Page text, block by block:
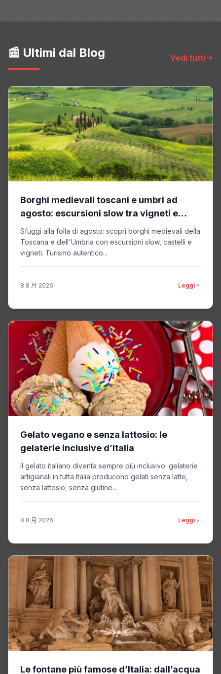
📰 Ultimi dal Blog Vedi tutti
Borghi medievali toscani e umbri ad
agosto: escursioni slow tra vigneti e
castelli
Sfuggi alla folla di agosto: scopri borghi medievali della
Toscana e dell'Umbria con escursioni slow, castelli e
vigneti. Turismo autentico...
8 8 月 2026 Leggi
Gelato vegano e senza lattosio: le
gelaterie inclusive d’Italia
Il gelato italiano diventa sempre più inclusivo: gelaterie
artigianali in tutta Italia producono gelati senza latte,
senza lattosio, senza glutine...
8 8 月 2026 Leggi
Le fontane più famose d’Italia: dall’acqua